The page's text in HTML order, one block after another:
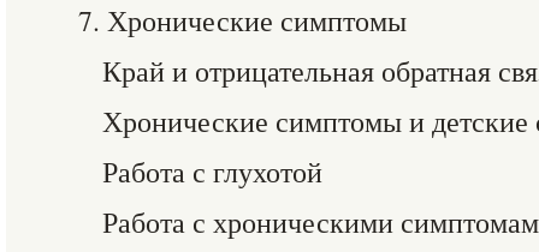
7. Хронические симптомы
Край и отрицательная обратная
Хронические симптомы и детские
Работа с глухотой
Работа с хроническими